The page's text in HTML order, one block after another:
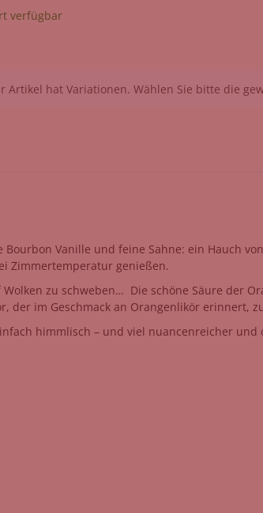
verfügbar
Artikel hat Variationen. Wählen Sie bitte die
Vanille und feine Sahne: ein Hauch
Zimmertemperatur genießen.
zu schweben… Die schöne Säure der
im Geschmack an Orangenlikör erinnert,
himmlisch – und viel nuancenreicher